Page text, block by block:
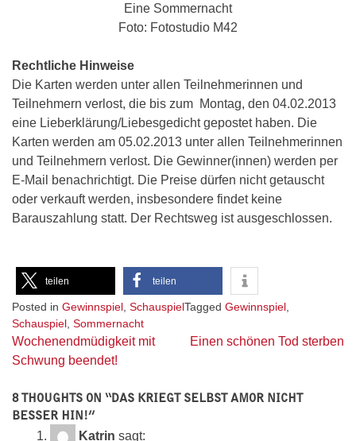
Eine Sommernacht
Foto: Fotostudio M42
Rechtliche Hinweise
Die Karten werden unter allen Teilnehmerinnen und
Teilnehmern verlost, die bis zum Montag, den 04.02.2013
eine Lieberklärung/Liebesgedicht gepostet haben. Die
Karten werden am 05.02.2013 unter allen Teilnehmerinnen
und Teilnehmern verlost. Die Gewinner(innen) werden per
E-Mail benachrichtigt. Die Preise dürfen nicht getauscht
oder verkauft werden, insbesondere findet keine
Barauszahlung statt. Der Rechtsweg ist ausgeschlossen.
teilen teilen
Posted in Gewinnspiel SchauspielTagged Gewinnspiel
Schauspiel Sommernacht
Beitragsnavigation
Wochenendmüdigkeit mit
Schwung beendet!
Einen schönen Tod sterben
8 THOUGHTS ON “DAS KRIEGT SELBST AMOR NICHT
BESSER HIN!”
Katrin sagt: